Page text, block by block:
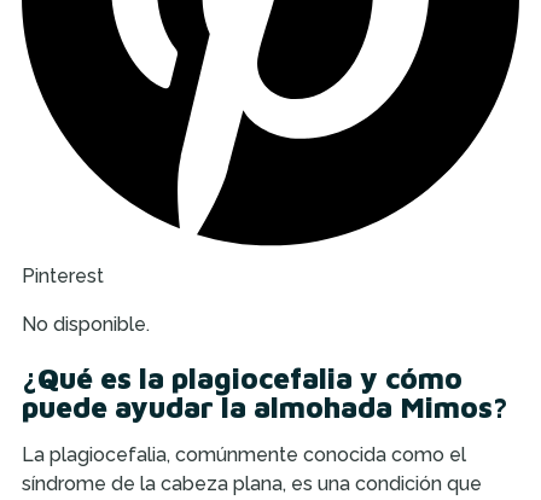
Pinterest
No disponible.
¿Qué es la plagiocefalia y cómo
puede ayudar la almohada Mimos?
La plagiocefalia, comúnmente conocida como el
síndrome de la cabeza plana, es una condición que